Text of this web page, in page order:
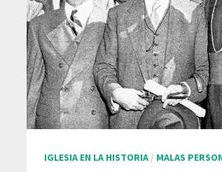
IGLESIA EN LA HISTORIA / MALAS